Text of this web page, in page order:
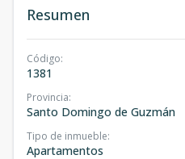
Resumen
Código:
1381
Provincia:
Santo Domingo de Guzmán
Tipo de inmueble:
Apartamentos